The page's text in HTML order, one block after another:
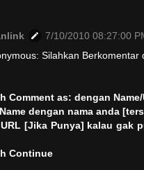
7/10/2010 08:27:00
Silahkan Berkomentar
Comment as: dengan Name/
dengan nama anda
[Jika Punya] kalau gak
Continue